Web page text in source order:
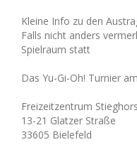
Kleine Info zu den
Falls nicht anders
Spielraum statt
Das Yu-Gi-Oh! Turnier
Freizeitzentrum
13-21 Glatzer Straße
33605 Bielefeld